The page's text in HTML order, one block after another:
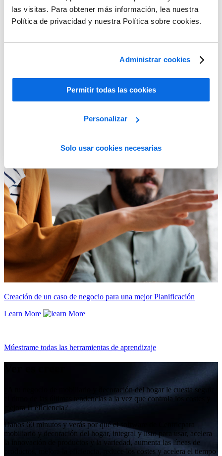
las visitas. Para obtener más información, lea nuestra
Política de privacidad y nuestra Política sobre cookies.
Administrar cookies
Permitir todas las cookies
Personalizar
Solo usar cookies necesarias
Creación de un caso de negocio para una mejor Planificación
Learn More
Múestrame todas las herramientas de aprendizaje
¿A tu negocio de mobiliario y decoración del hogar le cuesta seguir
el ritmo de las últimas tendencias a la vez que controla los costes y
mejora la eficiencia?
Danos 60 minutos y verás por qué el software de Centricpara
mobiliario y decoración del hogar, integral y listo para usar, acelera
la innovación de productos y la variedad, aumenta las líneas de
productos, mejora la eficiencia, reduce los costes y acelera el tiempo